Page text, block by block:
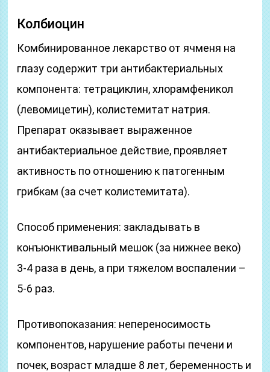
Колбиоцин
Комбинированное лекарство от ячменя на
глазу содержит три антибактериальных
компонента: тетрациклин, хлорамфеникол
(левомицетин), колистемитат натрия.
Препарат оказывает выраженное
антибактериальное действие, проявляет
активность по отношению к патогенным
грибкам (за счет колистемитата).
Способ применения: закладывать в
конъюнктивальный мешок (за нижнее веко)
3-4 раза в день, а при тяжелом воспалении –
5-6 раз.
Противопоказания: непереносимость
компонентов, нарушение работы печени и
почек, возраст младше 8 лет, беременность и